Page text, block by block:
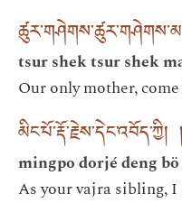
tsur shek tsur shek
Our only mother,
མིང་པོ་རྡོ་རྗེས་དེང་འབོད་ཀྱི། །
mingpo dorjé deng
As your vajra sibling, I